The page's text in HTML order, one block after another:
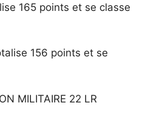
165 points et se classe
156 points et se
MILITAIRE 22 LR